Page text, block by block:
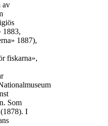
av
1883,
1887),
fiskarna»,
Som
I